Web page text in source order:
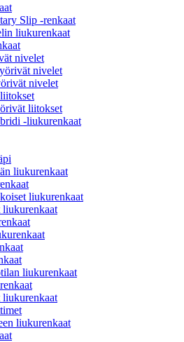
Slip -renkaat
liukurenkaat
nivelet
nivelet
nivelet
liitokset
-liukurenkaat
liukurenkaat
liukurenkaat
liukurenkaat
liukurenkaat
liukurenkaat
liukurenkaat